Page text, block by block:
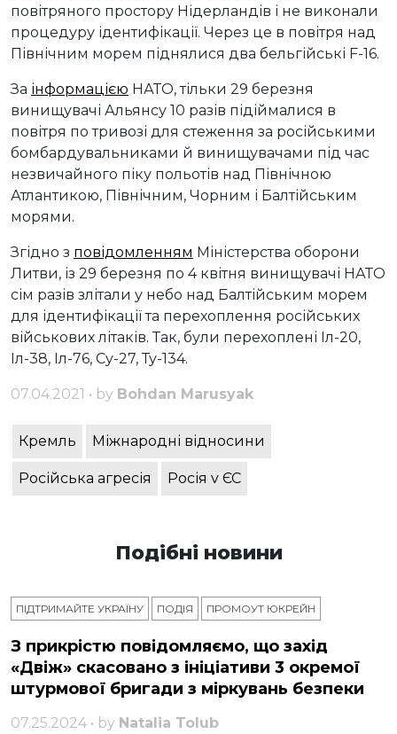
повітряного простору Нідерландів і не виконали
процедуру ідентифікації. Через це в повітря над
Північним морем піднялися два бельгійські F-16.
За інформацією НАТО, тільки 29 березня
винищувачі Альянсу 10 разів підіймалися в
повітря по тривозі для стеження за російськими
бомбардувальниками й винищувачами під час
незвичайного піку польотів над Північною
Атлантикою, Північним, Чорним і Балтійським
морями.
Згідно з повідомленням Міністерства оборони
Литви, із 29 березня по 4 квітня винищувачі НАТО
сім разів злітали у небо над Балтійським морем
для ідентифікації та перехоплення російських
військових літаків. Так, були перехоплені Іл-20,
Іл-38, Іл-76, Су-27, Ту-134.
07.04.2021 • by Bohdan Marusyak
Кремль Міжнародні відносини
Російська агресія Росія v ЄС
Подібні новини
ПІДТРИМАЙТЕ УКРАЇНУ ПОДІЯ ПРОМОУТ ЮКРЕЙН
З прикрістю повідомляємо, що захід
«Двіж» скасовано з ініціативи 3 окремої
штурмової бригади з міркувань безпеки
07.25.2024 • by Natalia Tolub